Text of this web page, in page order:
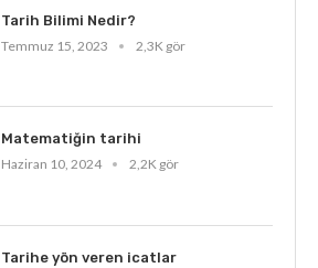
Tarih Bilimi Nedir?
Temmuz 15, 2023
2,3K gör
Matematiğin tarihi
Haziran 10, 2024
2,2K gör
Tarihe yön veren icatlar